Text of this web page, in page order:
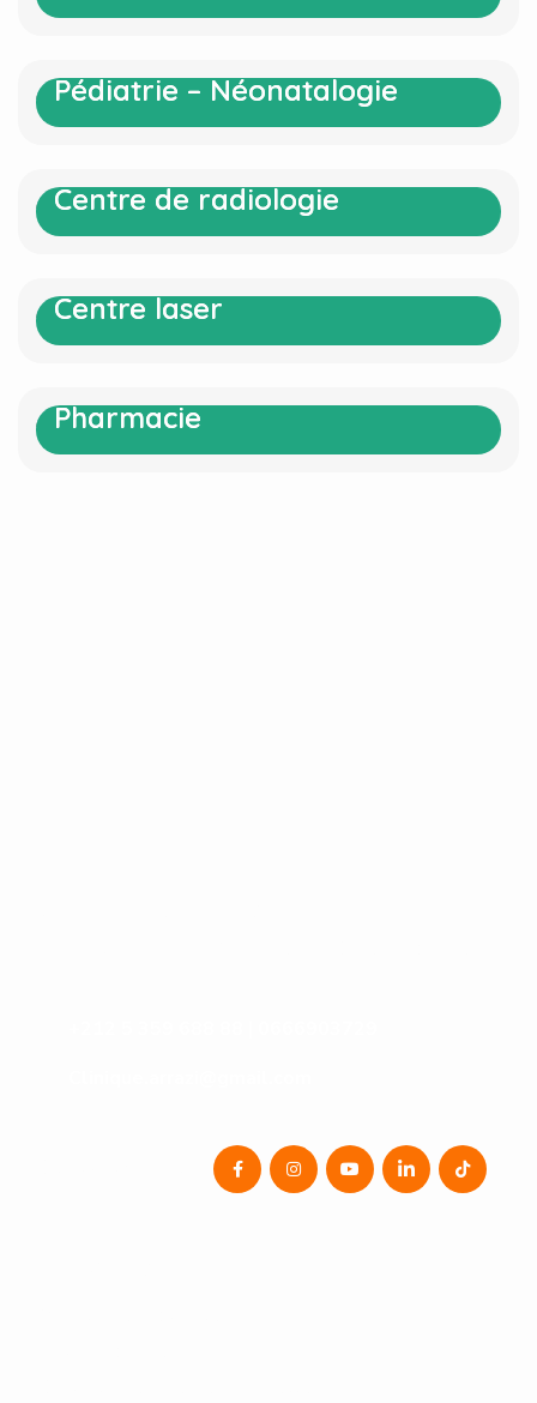
Pédiatrie – Néonatalogie
Pédiatrie – Néonatalogie
Centre de radiologie
Centre de radiologie
Centre laser
Centre laser
Pharmacie
Pharmacie